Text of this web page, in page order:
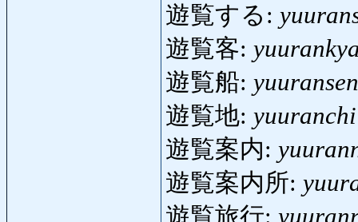
遊覧する:
遊覧客:
遊覧船: yuuransen
遊覧地: yuuranchi
遊覧案内:
遊覧案内所:
遊覧旅行: